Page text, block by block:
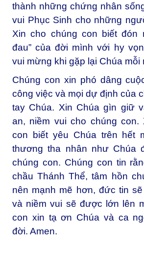
thành những chứng nhân
vui Phục Sinh cho những
Xin cho chúng con biết đón
đau” của đời mình với hy
vui mừng khi gặp lại Chúa mỗi
Chúng con xin phó dâng
công việc và mọi dự định của
tay Chúa. Xin Chúa gìn giữ
an, niềm vui cho chúng con.
con biết yêu Chúa trên hết
thương tha nhân như Chúa
chúng con. Chúng con tin
chầu Thánh Thể, tâm hồn
nên mạnh mẽ hơn, đức tin
và niềm vui sẽ được lớn lên
con xin tạ ơn Chúa và ca
đời. Amen.